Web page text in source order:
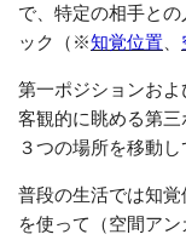
で、特定の相手と
ック（※知覚位置
第一ポジションお
客観的に眺める第三
３つの場所を移動し
普段の生活では知
を使って（空間ア